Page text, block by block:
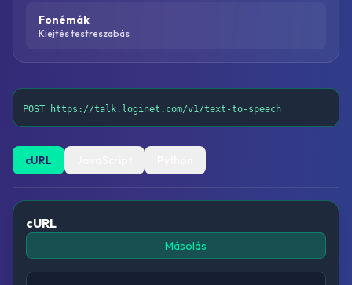
Fonémák
Kiejtés testreszabás
POST https://talk.loginet.com/v1/text-to-speech
cURL
cURL
Másolás